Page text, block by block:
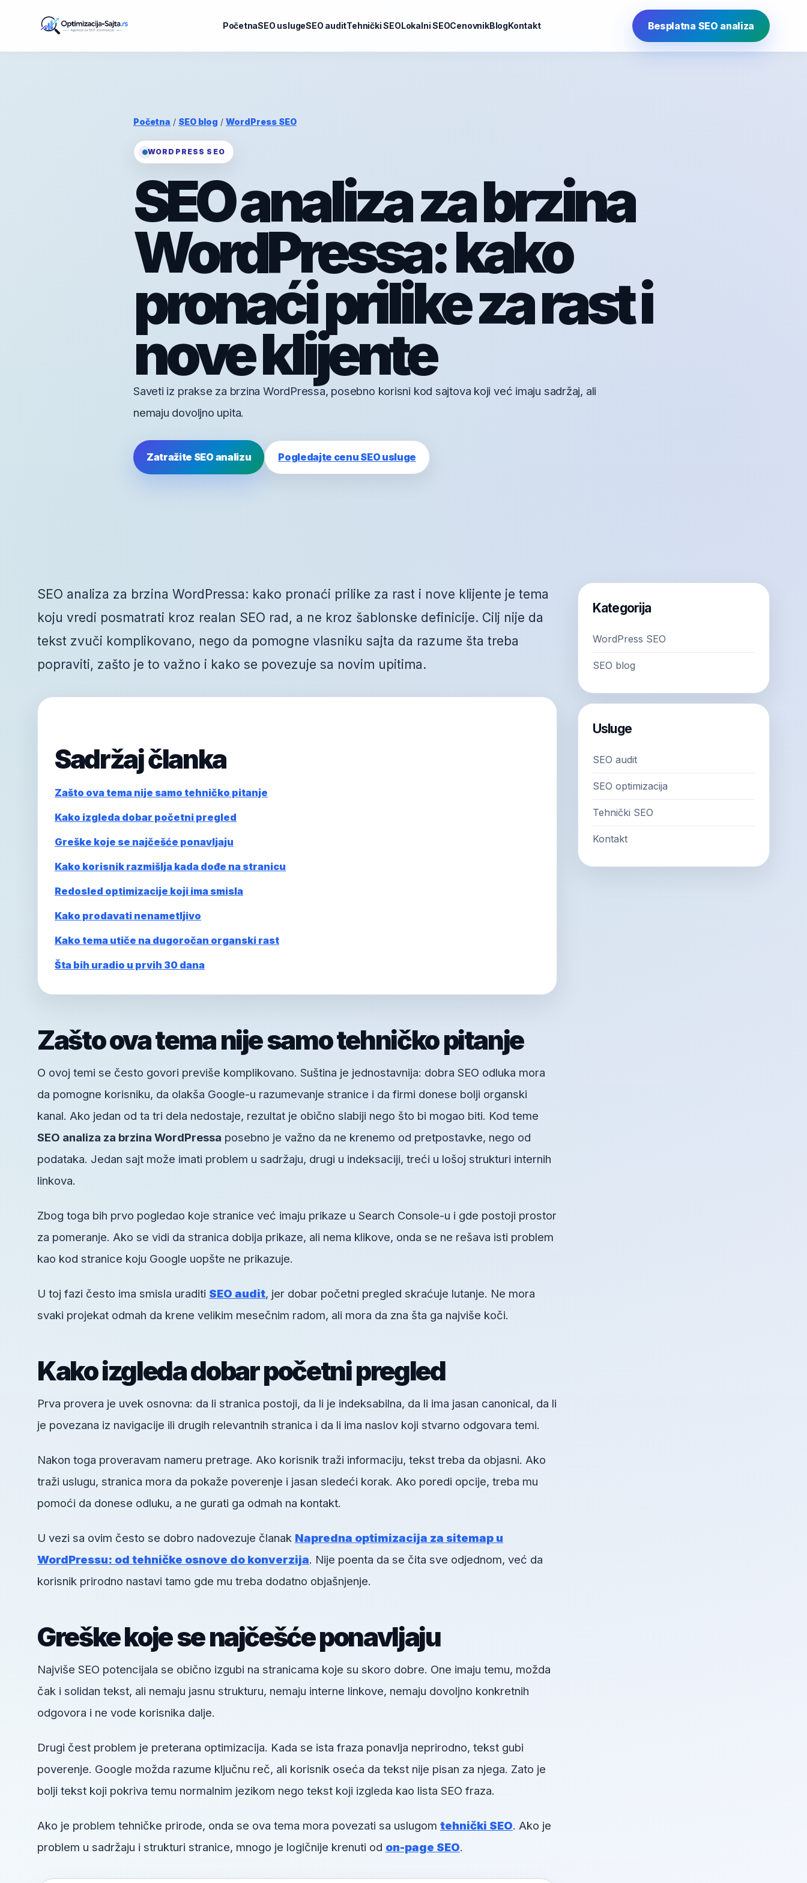
PočetnaSEO uslugeSEO auditTehnički SEOLokalni SEOCenovnikBlogKontakt Besplatna SEO analiza
Početna / SEO blog / WordPress SEO
WORDPRESS SEO
SEO analiza za brzina
WordPressa: kako
pronaći prilike za rast i
nove klijente
Saveti iz prakse za brzina WordPressa, posebno korisni kod sajtova koji već imaju sadržaj, ali
nemaju dovoljno upita.
Zatražite SEO analizu Pogledajte cenu SEO usluge
SEO analiza za brzina WordPressa: kako pronaći prilike za rast i nove klijente je tema
koju vredi posmatrati kroz realan SEO rad, a ne kroz šablonske definicije. Cilj nije da
tekst zvuči komplikovano, nego da pomogne vlasniku sajta da razume šta treba
popraviti, zašto je to važno i kako se povezuje sa novim upitima.
Sadržaj članka
Zašto ova tema nije samo tehničko pitanje
Kako izgleda dobar početni pregled
Greške koje se najčešće ponavljaju
Kako korisnik razmišlja kada dođe na stranicu
Redosled optimizacije koji ima smisla
Kako prodavati nenametljivo
Kako tema utiče na dugoročan organski rast
Šta bih uradio u prvih 30 dana
Zašto ova tema nije samo tehničko pitanje
O ovoj temi se često govori previše komplikovano. Suština je jednostavnija: dobra SEO odluka mora
da pomogne korisniku, da olakša Google-u razumevanje stranice i da firmi donese bolji organski
kanal. Ako jedan od ta tri dela nedostaje, rezultat je obično slabiji nego što bi mogao biti. Kod teme
SEO analiza za brzina WordPressa posebno je važno da ne krenemo od pretpostavke, nego od
podataka. Jedan sajt može imati problem u sadržaju, drugi u indeksaciji, treći u lošoj strukturi internih
linkova.
Zbog toga bih prvo pogledao koje stranice već imaju prikaze u Search Console-u i gde postoji prostor
za pomeranje. Ako se vidi da stranica dobija prikaze, ali nema klikove, onda se ne rešava isti problem
kao kod stranice koju Google uopšte ne prikazuje.
U toj fazi često ima smisla uraditi SEO audit, jer dobar početni pregled skraćuje lutanje. Ne mora
svaki projekat odmah da krene velikim mesečnim radom, ali mora da zna šta ga najviše koči.
Kako izgleda dobar početni pregled
Prva provera je uvek osnovna: da li stranica postoji, da li je indeksabilna, da li ima jasan canonical, da li
je povezana iz navigacije ili drugih relevantnih stranica i da li ima naslov koji stvarno odgovara temi.
Nakon toga proveravam nameru pretrage. Ako korisnik traži informaciju, tekst treba da objasni. Ako
traži uslugu, stranica mora da pokaže poverenje i jasan sledeći korak. Ako poredi opcije, treba mu
pomoći da donese odluku, a ne gurati ga odmah na kontakt.
U vezi sa ovim često se dobro nadovezuje članak Napredna optimizacija za sitemap u
WordPressu: od tehničke osnove do konverzija. Nije poenta da se čita sve odjednom, već da
korisnik prirodno nastavi tamo gde mu treba dodatno objašnjenje.
Greške koje se najčešće ponavljaju
Najviše SEO potencijala se obično izgubi na stranicama koje su skoro dobre. One imaju temu, možda
čak i solidan tekst, ali nemaju jasnu strukturu, nemaju interne linkove, nemaju dovoljno konkretnih
odgovora i ne vode korisnika dalje.
Drugi čest problem je preterana optimizacija. Kada se ista fraza ponavlja neprirodno, tekst gubi
poverenje. Google možda razume ključnu reč, ali korisnik oseća da tekst nije pisan za njega. Zato je
bolji tekst koji pokriva temu normalnim jezikom nego tekst koji izgleda kao lista SEO fraza.
Ako je problem tehničke prirode, onda se ova tema mora povezati sa uslugom tehnički SEO. Ako je
problem u sadržaju i strukturi stranice, mnogo je logičnije krenuti od on-page SEO.
Kategorija
WordPress SEO
SEO blog
Usluge
SEO audit
SEO optimizacija
Tehnički SEO
Kontakt